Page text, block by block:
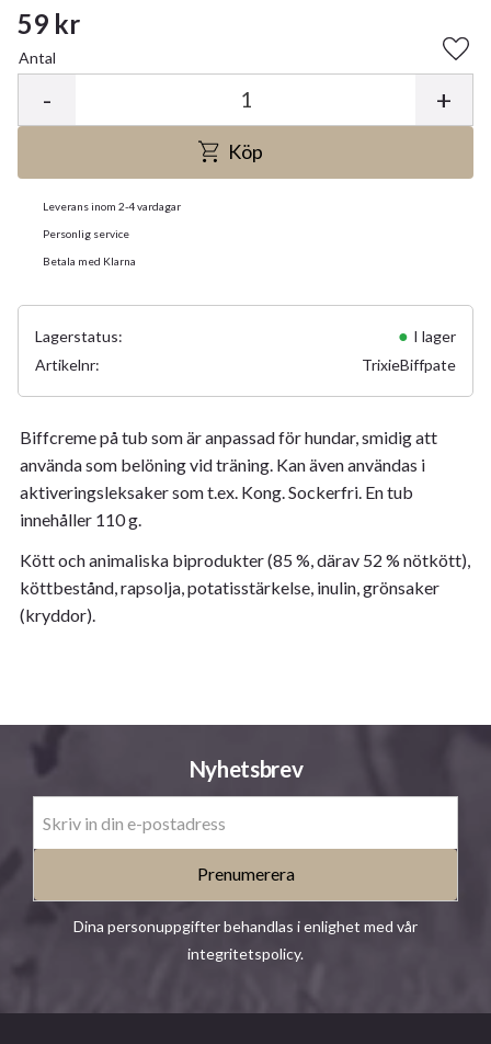
59 kr
Antal
+
-
Köp
Leverans inom 2-4 vardagar
Personlig service
Betala med Klarna
Lagerstatus
I lager
Artikelnr
TrixieBiffpate
Biffcreme på tub som är anpassad för hundar, smidig att
använda som belöning vid träning. Kan även användas i
aktiveringsleksaker som t.ex. Kong. Sockerfri. En tub
innehåller 110 g.
Kött och animaliska biprodukter (85 %, därav 52 % nötkött),
köttbestånd, rapsolja, potatisstärkelse, inulin, grönsaker
(kryddor).
Nyhetsbrev
Prenumerera
Dina personuppgifter behandlas i enlighet med vår
integritetspolicy.